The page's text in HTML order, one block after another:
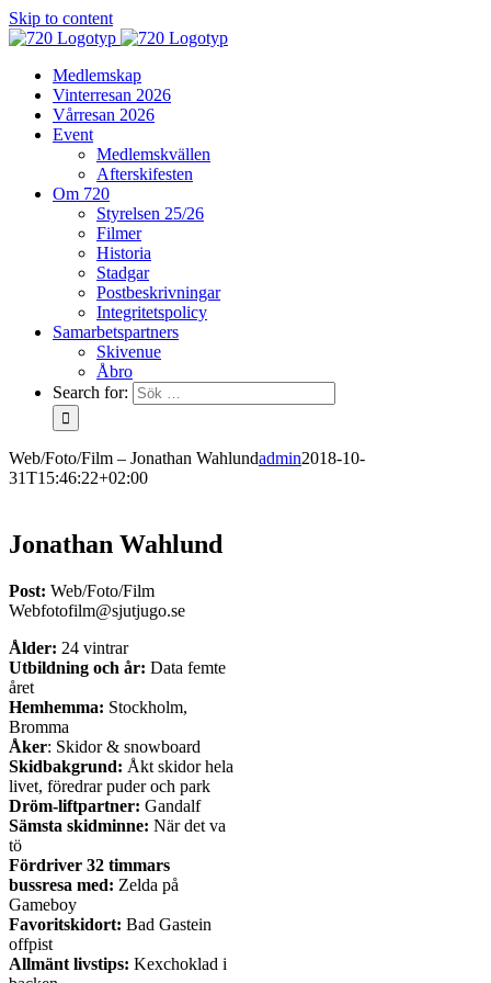
Skip to content
Medlemskap
Vinterresan 2026
Vårresan 2026
Event
Medlemskvällen
Afterskifesten
Om 720
Styrelsen 25/26
Filmer
Historia
Stadgar
Postbeskrivningar
Integritetspolicy
Samarbetspartners
Skivenue
Åbro
Search for:
Web/Foto/Film – Jonathan Wahlundadmin2018-10-
31T15:46:22+02:00
Jonathan Wahlund
Post: Web/Foto/Film
Webfotofilm@sjutjugo.se
Ålder: 24 vintrar
Utbildning och år: Data femte
året
Hemhemma: Stockholm,
Bromma
Åker: Skidor & snowboard
Skidbakgrund: Åkt skidor hela
livet, föredrar puder och park
Dröm-liftpartner: Gandalf
Sämsta skidminne: När det va
tö
Fördriver 32 timmars
bussresa med: Zelda på
Gameboy
Favoritskidort: Bad Gastein
offpist
Allmänt livstips: Kexchoklad i